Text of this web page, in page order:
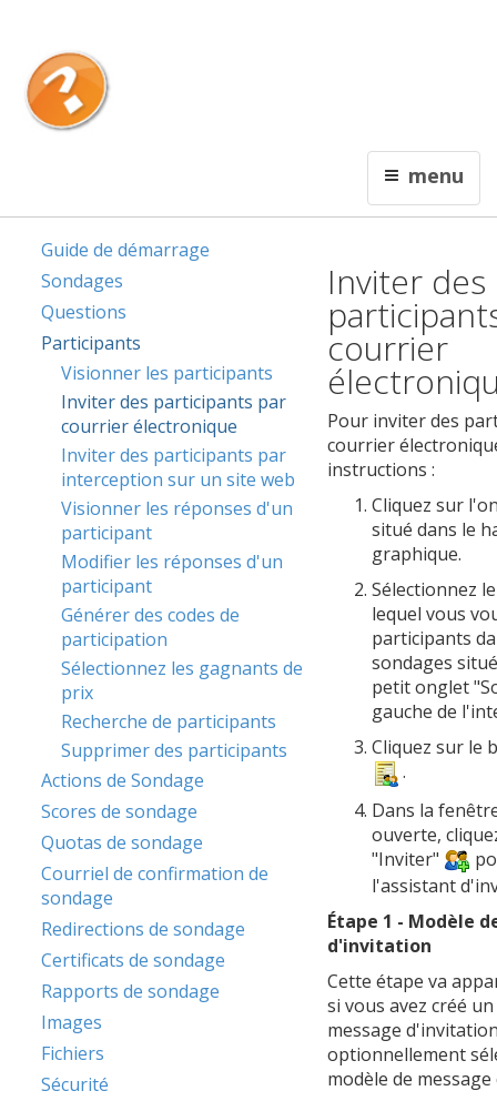
menu
Guide de démarrage
Sondages
Questions
Participants
Visionner les participants
Inviter des participants par
courrier électronique
Inviter des participants par
interception sur un site web
Visionner les réponses d'un
participant
Modifier les réponses d'un
participant
Générer des codes de
participation
Sélectionnez les gagnants de
prix
Recherche de participants
Supprimer des participants
Actions de Sondage
Scores de sondage
Quotas de sondage
Courriel de confirmation de
sondage
Redirections de sondage
Certificats de sondage
Rapports de sondage
Images
Fichiers
Sécurité
Inviter des
courrier
Pour inviter des
courrier
instructions :
Cliquez sur
situé dans le
graphique.
Sélectionnez
lequel vous
participants
sondages
petit onglet
gauche de
Cliquez sur le
.
Dans la
ouverte,
"Inviter"
l'assistant
Étape 1 - Modèle
d'invitation
Cette étape va
si vous avez créé
message
optionnellement
modèle de